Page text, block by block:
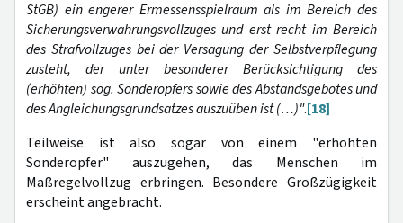
StGB) ein engerer Ermessensspielraum als im Bereich des
Sicherungsverwahrungsvollzuges und erst recht im Bereich
des Strafvollzuges bei der Versagung der Selbstverpflegung
zusteht, der unter besonderer Berücksichtigung des
(erhöhten) sog. Sonderopfers sowie des Abstandsgebotes und
des Angleichungsgrundsatzes auszuüben ist (…)".[18]
Teilweise ist also sogar von einem "erhöhten
Sonderopfer" auszugehen, das Menschen im
Maßregelvollzug erbringen. Besondere Großzügigkeit
erscheint angebracht.